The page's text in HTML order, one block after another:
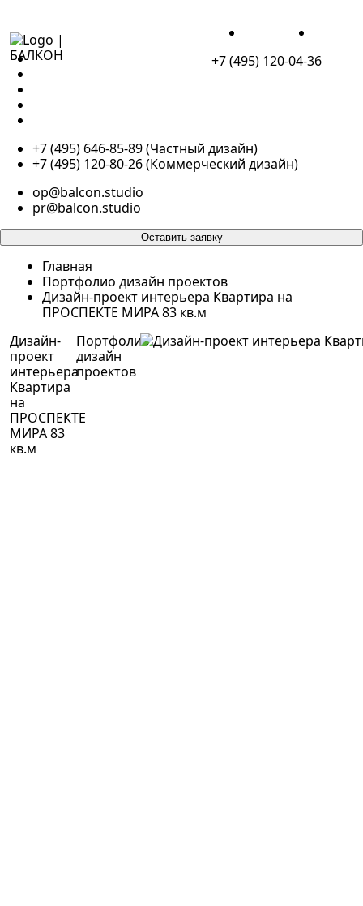
ДЛЯ ЖИЗНИ
+7 (495) 120-04-36
ПОРТФОЛИО
+7 (495) 646-85-89 (Частный дизайн)
+7 (495) 120-80-26 (Коммерческий дизайн)
op@balcon.studio
pr@balcon.studio
Оставить заявку
Главная
Портфолио дизайн проектов
Дизайн-проект интерьера Квартира на
ПРОСПЕКТЕ МИРА 83 кв.м
Дизайн-
проект
интерьера
Квартира
на
ПРОСПЕКТЕ
МИРА 83
кв.м
Портфолио
дизайн
проектов